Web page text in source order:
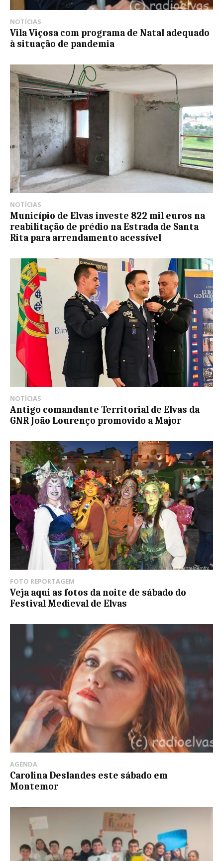
NOTÍCIAS
Vila Viçosa com programa de Natal adequado
à situação de pandemia
NOTÍCIAS
Município de Elvas investe 822 mil euros na
reabilitação de prédio na Estrada de Santa
Rita para arrendamento acessível
NOTÍCIAS
Antigo comandante Territorial de Elvas da
GNR João Lourenço promovido a Major
FOTO REPORTAGEM
Veja aqui as fotos da noite de sábado do
Festival Medieval de Elvas
AGENDA
Carolina Deslandes este sábado em
Montemor